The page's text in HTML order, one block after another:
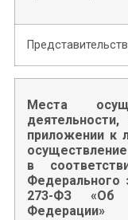
Места
приложении к
в
Федерального
273-ФЗ «Об
Федерации»